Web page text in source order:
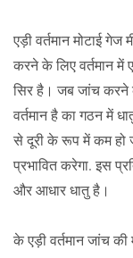
एड़ी वर्तमान मोटाई
करने के लिए वर्तमान में
सिर है। जब जांच करने
वर्तमान है का गठन में
से दूरी के रूप में कम हो
प्रभावित करेगा. इस
और आधार धातु है।
के एड़ी वर्तमान जांच की